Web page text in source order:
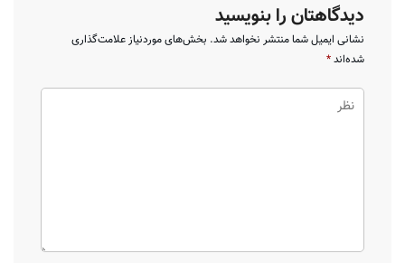
دیدگاهتان را بنویسید
نشانی ایمیل شما منتشر نخواهد شد. بخش‌های موردنیاز علامت‌گذاری
شده‌اند*